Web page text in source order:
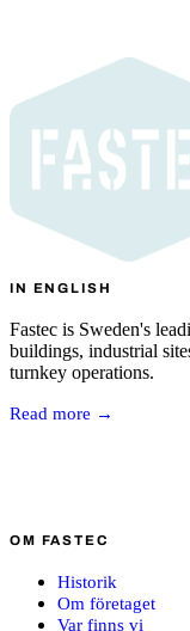
IN ENGLISH
Fastec is Sweden's
buildings, industrial
turnkey operations.
Read more →
OM FASTEC
Historik
Om företaget
Var finns vi